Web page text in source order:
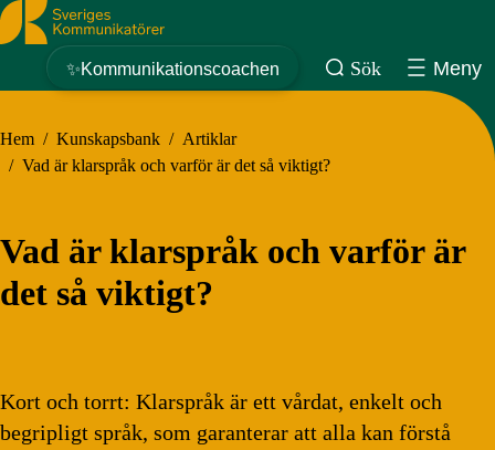
Sveriges Kommunikatörer
✨Kommunikationscoachen Sök Meny
Hem / Kunskapsbank / Artiklar
/ Vad är klarspråk och varför är det så viktigt?
Vad är klarspråk och varför är
det så viktigt?
Kort och torrt: Klarspråk är ett vårdat, enkelt och
begripligt språk, som garanterar att alla kan förstå